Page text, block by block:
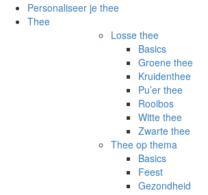
Personaliseer je thee
Thee
Losse thee
Basics
Groene thee
Kruidenthee
Pu’er thee
Rooibos
Witte thee
Zwarte thee
Thee op thema
Basics
Feest
Gezondheid